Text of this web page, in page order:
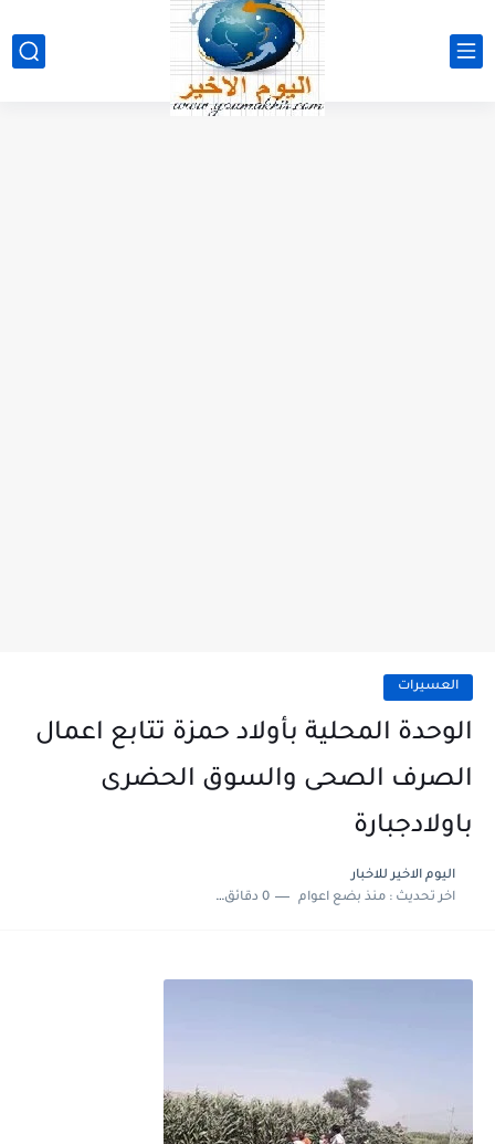
العسيرات
الوحدة المحلية بأولاد حمزة تتابع اعمال
الصرف الصحى والسوق الحضرى
باولادجبارة
اليوم الاخير للاخبار
اخر تحديث :منذ بضع اعوام 0 دقائق للقراءة